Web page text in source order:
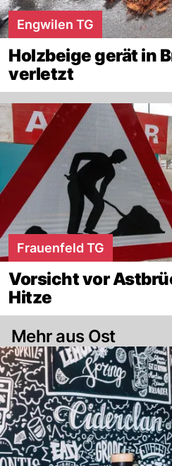
Engwilen TG
Holzbeige gerät in
verletzt
Frauenfeld TG
Vorsicht vor
Hitze
Mehr aus Ost